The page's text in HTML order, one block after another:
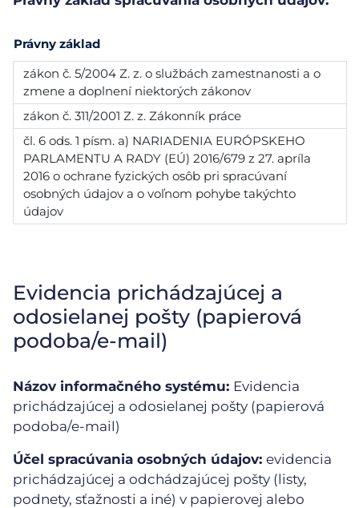
Právny základ
zákon č. 5/2004 Z. z. o službách zamestnanosti a o
zmene a doplnení niektorých zákonov
zákon č. 311/2001 Z. z. Zákonník práce
čl. 6 ods. 1 písm. a) NARIADENIA EURÓPSKEHO
PARLAMENTU A RADY (EÚ) 2016/679 z 27. apríla
2016 o ochrane fyzických osôb pri spracúvaní
osobných údajov a o voľnom pohybe takýchto
údajov
Evidencia prichádzajúcej a
odosielanej pošty (papierová
podoba/e-mail)
Názov informačného systému: Evidencia
prichádzajúcej a odosielanej pošty (papierová
podoba/e-mail)
Účel spracúvania osobných údajov: evidencia
prichádzajúcej a odchádzajúcej pošty (listy,
podnety, sťažnosti a iné) v papierovej alebo